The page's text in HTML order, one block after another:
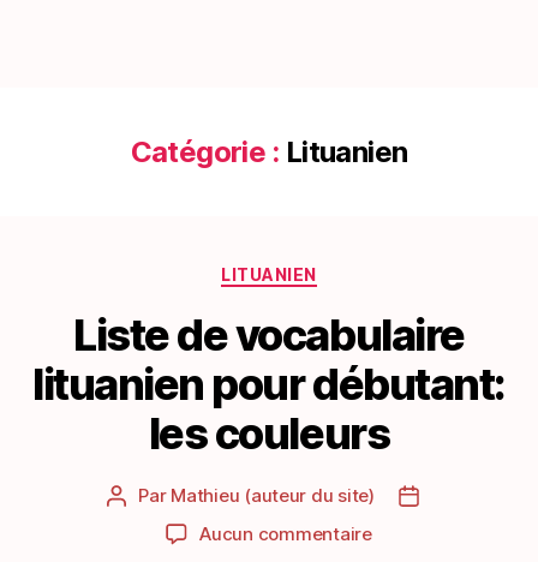
Catégorie : Lituanien
Catégories
LITUANIEN
Liste de vocabulaire
lituanien pour débutant:
les couleurs
Auteur
l’article
Par Mathieu (auteur du site)
Date
Aucun commentairesur